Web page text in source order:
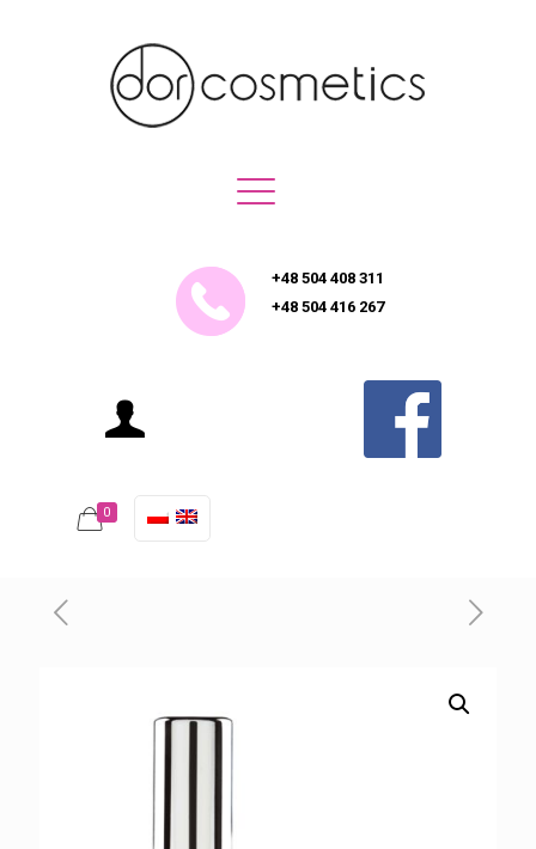
+48 504 408 311
+48 504 416 267
0